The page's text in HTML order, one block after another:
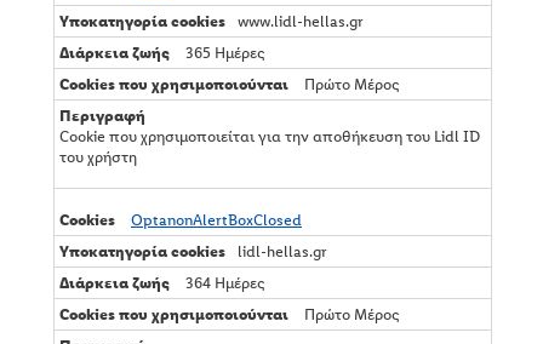
www.lidl-hellas.gr
365 Ημέρες
Πρώτο Μέρος
Cookie που χρησιμοποιείται για την αποθήκευση του Lidl ID
του χρήστη
OptanonAlertBoxClosed
lidl-hellas.gr
364 Ημέρες
Πρώτο Μέρος